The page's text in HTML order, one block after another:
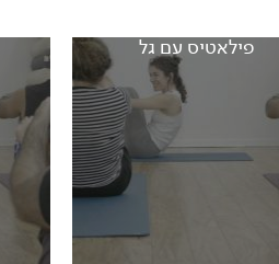
פילאטיס עם גל